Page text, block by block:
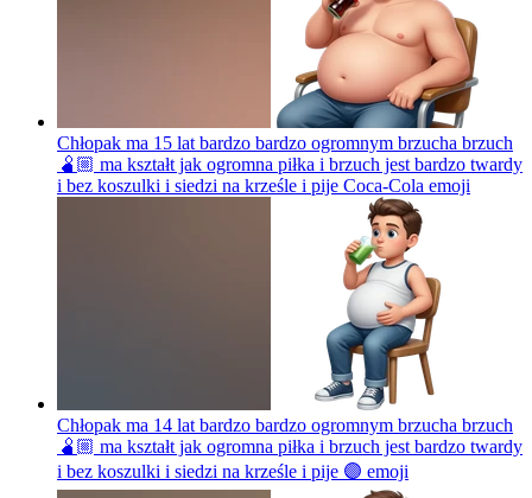
Chłopak ma 15 lat bardzo bardzo ogromnym brzucha brzuch
🫄🏼 ma kształt jak ogromna piłka i brzuch jest bardzo twardy
i bez koszulki i siedzi na krześle i pije Coca-Cola emoji
Chłopak ma 14 lat bardzo bardzo ogromnym brzucha brzuch
🫄🏼 ma kształt jak ogromna piłka i brzuch jest bardzo twardy
i bez koszulki i siedzi na krześle i pije 🟣 emoji